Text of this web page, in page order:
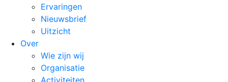
Ervaringen
Nieuwsbrief
Uitzicht
Over
Wie zijn wij
Organisatie
Activiteiten